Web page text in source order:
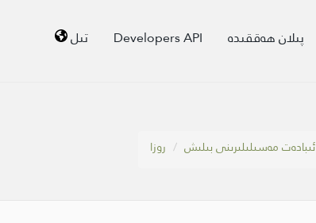
پىلان ھەققىدە Developers API تىل
ئىبادەت مەسىلىلىرىنى بىلىش روزا